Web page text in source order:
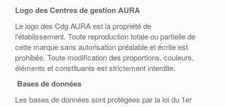
Logo des Centres de gestion AURA
Le logo des Cdg AURA est la propriété de
l'établissement. Toute reproduction totale ou partielle de
cette marque sans autorisation préalable et écrite est
prohibée. Toute modification des proportions, couleurs,
éléments et constituants est strictement interdite.
Bases de données
Les bases de données sont protégées par la loi du 1er